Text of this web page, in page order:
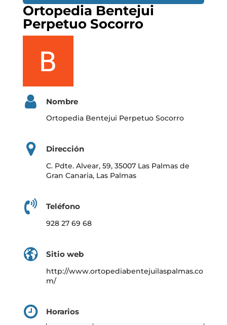
Ortopedia Bentejui
Perpetuo Socorro
Nombre
Ortopedia Bentejui Perpetuo Socorro
Dirección
C. Pdte. Alvear, 59, 35007 Las Palmas de
Gran Canaria, Las Palmas
Teléfono
928 27 69 68
Sitio web
http://www.ortopediabentejuilaspalmas.co
m/
Horarios